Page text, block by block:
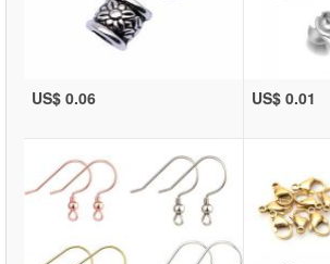
US$ 0.06 US$ 0.01